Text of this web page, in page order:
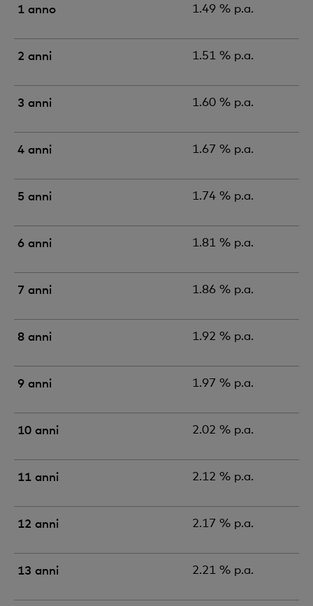
1 anno 1.49 % p.a.
2 anni 1.51 % p.a.
3 anni 1.60 % p.a.
4 anni 1.67 % p.a.
5 anni 1.74 % p.a.
6 anni 1.81 % p.a.
7 anni 1.86 % p.a.
8 anni 1.92 % p.a.
9 anni 1.97 % p.a.
10 anni 2.02 % p.a.
11 anni 2.12 % p.a.
12 anni 2.17 % p.a.
13 anni 2.21 % p.a.